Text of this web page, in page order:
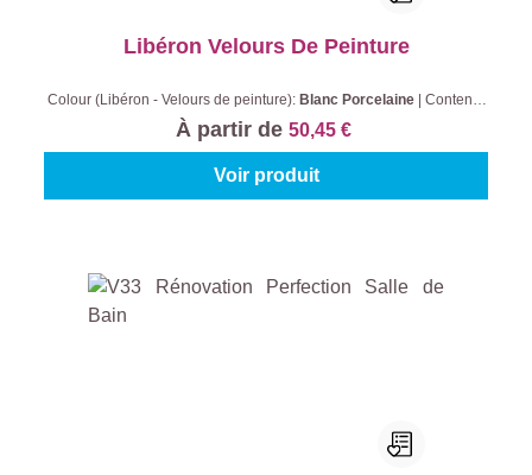
Libéron Velours De Peinture
Colour (Libéron - Velours de peinture): Blanc Porcelaine
Contenu:
À partir de 50,45 €
Voir produit